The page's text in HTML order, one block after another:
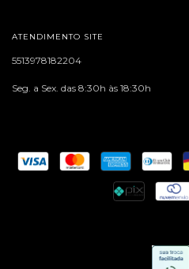
ATENDIMENTO SITE
5513978182204
Seg. a Sex. das 8:30h às 18:30h